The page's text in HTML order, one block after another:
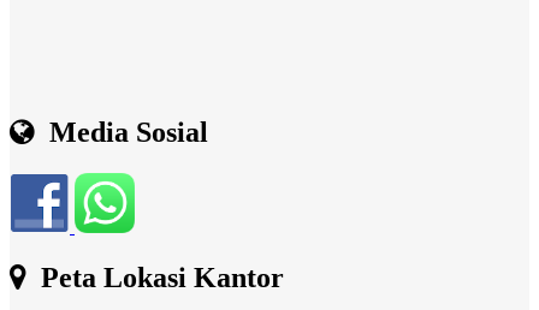
Media Sosial
Peta Lokasi Kantor